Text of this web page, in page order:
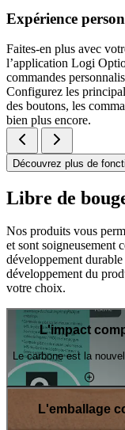
Expérience
Faites-en plus avec
l’application Logi
commandes
Configurez les
des boutons, les
bien plus encore.
Découvrez plus de
Libre de
Nos produits vous
et sont soigneusement
développement
développement du
votre choix.
L'impact
Le carbone est la
L'emballage